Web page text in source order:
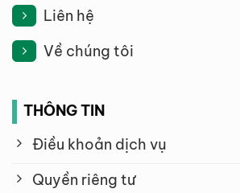
Liên hệ
Về chúng tôi
THÔNG TIN
Điều khoản dịch vụ
Quyền riêng tư